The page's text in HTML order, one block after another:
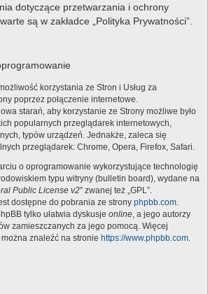
dotyczące przetwarzania i ochrony
są w zakładce „Polityka Prywatności”.
korzystania ze Stron i Usług za
poprzez połączenie internetowe.
starań, aby korzystanie ze Strony możliwe było
popularnych przeglądarek internetowych,
typów urządzeń. Jednakże, zaleca się
przeglądarek: Chrome, Opera, Firefox, Safari.
o oprogramowanie wykorzystujące technologię
typu witryny (bulletin board), wydane na
Public License v2” zwanej też „GPL”.
dostępne do pobrania ze strony phpbb.com
tylko ułatwia dyskusje online , a jego autorzy
zamieszczanych za jego pomocą. Więcej
znaleźć na stronie https://www.phpbb.com